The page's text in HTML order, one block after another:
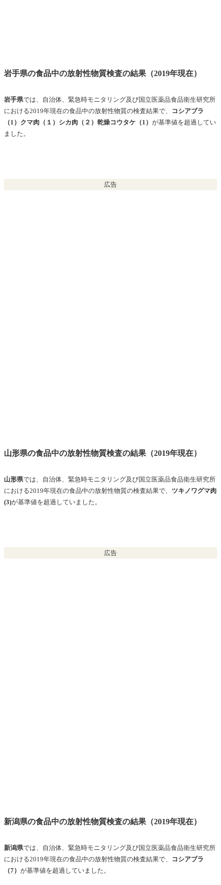
岩手県の食品中の放射性物質検査の結果（2019年現在）
岩手県では、自治体、緊急時モニタリング及び国立医薬品食品衛生研究所
における2019年現在の食品中の放射性物質の検査結果で、
コシアブラ
（1）クマ肉（１）シカ肉（２）乾燥コウタケ（1） が基準値を超過してい
ました。
広告
山形県の食品中の放射性物質検査の結果（2019年現在）
山形県では、自治体、緊急時モニタリング及び国立医薬品食品衛生研究所
における2019年現在の食品中の放射性物質の検査結果で、 ツキノワグマ肉
(3)が基準値を超過していました。
広告
新潟県の食品中の放射性物質検査の結果（2019年現在）
新潟県では、自治体、緊急時モニタリング及び国立医薬品食品衛生研究所
における2019年現在の食品中の放射性物質の検査結果で、
コシアブラ
（7） が基準値を超過していました。